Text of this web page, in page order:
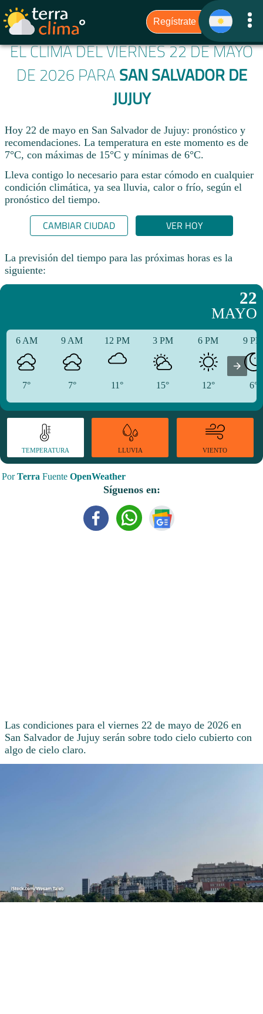
EL CLIMA DEL VIERNES 22 DE MAYO
DE 2026 PARA SAN SALVADOR DE
JUJUY
Hoy 22 de mayo en San Salvador de Jujuy: pronóstico y
recomendaciones. La temperatura en este momento es de
7°C, con máximas de 15°C y mínimas de 6°C.
Lleva contigo lo necesario para estar cómodo en cualquier
condición climática, ya sea lluvia, calor o frío, según el
pronóstico del tiempo.
CAMBIAR CIUDAD VER HOY
La previsión del tiempo para las próximas horas es la
siguiente:
22
MAYO
6 AM
7°
9 AM
7°
12 PM
11°
3 PM
15°
6 PM
12°
9
6°
TEMPERATURA LLUVIA VIENTO
PorTerra Fuente OpenWeather
Síguenos en:
Las condiciones para el viernes 22 de mayo de 2026 en
San Salvador de Jujuy serán sobre todo cielo cubierto con
algo de cielo claro.